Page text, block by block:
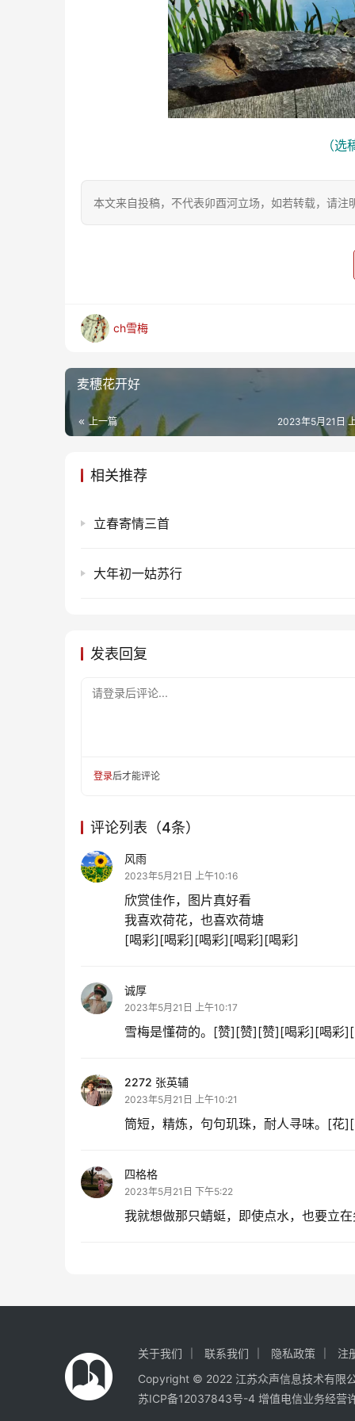
（
本文来自投稿，不代表卯酉河立场，如若转载，请
ch雪梅
麦穗花开好
上一篇 2023年5月21日
相关推荐
立春寄情三首
大年初一姑苏行
发表回复
请登录后评论...
登录后才能评论
评论列表（4条）
风雨
2023年5月21日 上午10:16
欣赏佳作，图片真好看
我喜欢荷花，也喜欢荷塘
[喝彩][喝彩][喝彩][喝彩][喝彩]
诚厚
2023年5月21日 上午10:17
雪梅是懂荷的。[赞][赞][赞][喝彩][喝彩
2272 张英辅
2023年5月21日 上午10:21
筒短，精炼，句句玑珠，耐人寻味。[花
四格格
2023年5月21日 下午5:22
我就想做那只蜻蜓，即使点水，也要立
关于我们 联系我们 隐私政策
注
Copyright © 2022 江苏众声信息技术有限
苏ICP备12037843号-4 增值电信业务经营